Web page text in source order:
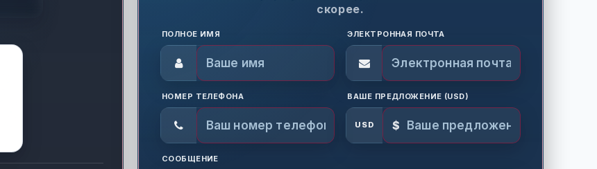
скорее.
ПОЛНОЕ ИМЯ ЭЛЕКТРОННАЯ ПОЧТА
НОМЕР ТЕЛЕФОНА ВАШЕ ПРЕДЛОЖЕНИЕ (USD)
USD $
СООБЩЕНИЕ